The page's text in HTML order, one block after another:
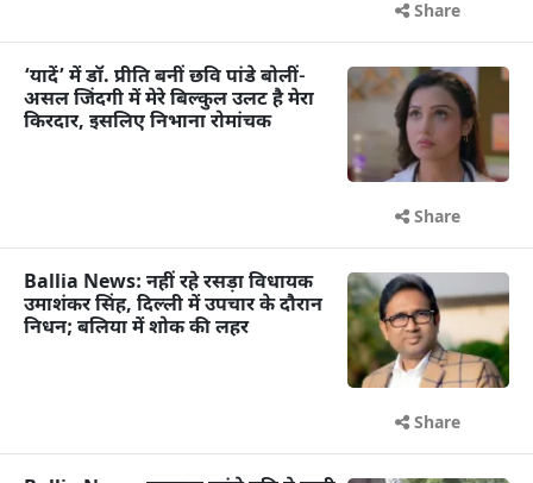
Share
‘यादें’ में डॉ. प्रीति बनीं छवि पांडे बोलीं-
असल जिंदगी में मेरे बिल्कुल उलट है मेरा
किरदार, इसलिए निभाना रोमांचक
Share
Ballia News: नहीं रहे रसड़ा विधायक
उमाशंकर सिंह, दिल्ली में उपचार के दौरान
निधन; बलिया में शोक की लहर
Share